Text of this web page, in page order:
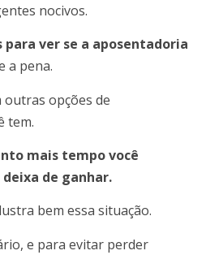
nocivos.
para ver se a aposentadoria
a pena.
outras opções de
tem.
mais tempo você
de ganhar.
bem essa situação.
e para evitar perder